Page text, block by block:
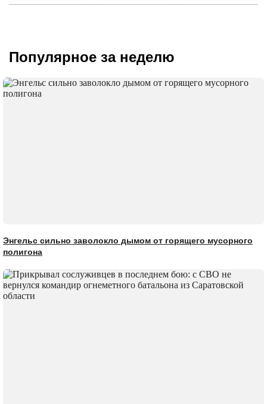
Популярное за неделю
Энгельс сильно заволокло дымом от горящего мусорного
полигона